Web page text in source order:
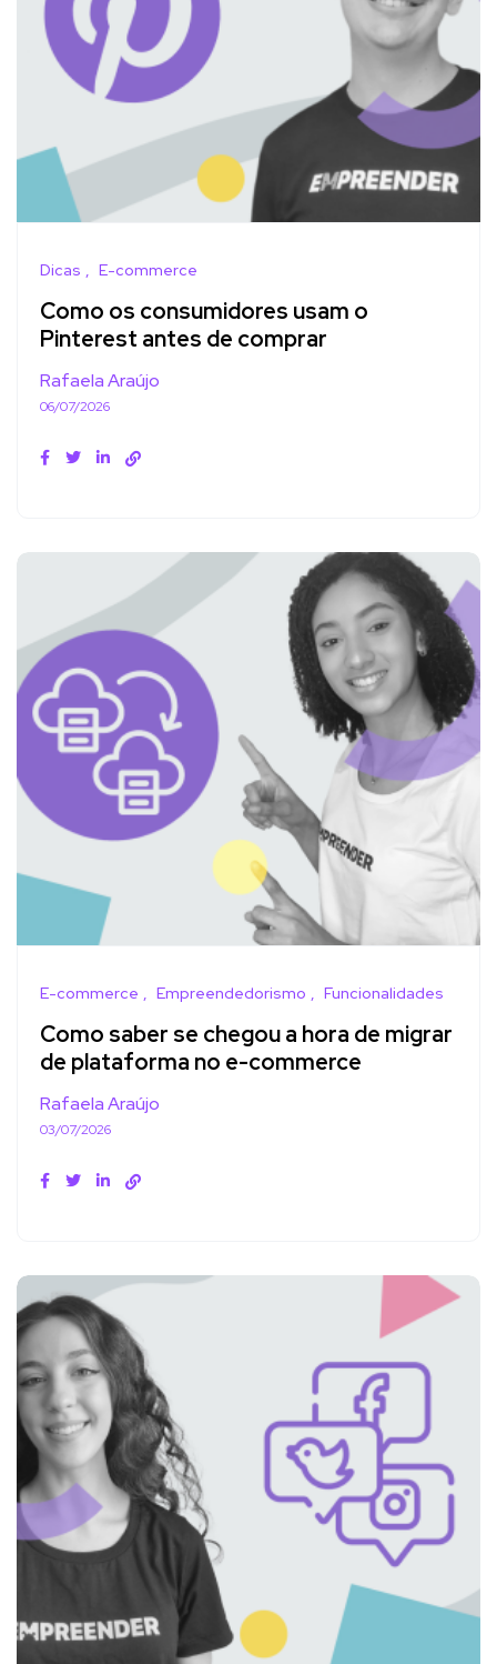
Dicas E-commerce
Como os consumidores usam o
Pinterest antes de comprar
Rafaela Araújo
06/07/2026
E-commerce Empreendedorismo Funcionalidades
Como saber se chegou a hora de migrar
de plataforma no e-commerce
Rafaela Araújo
03/07/2026